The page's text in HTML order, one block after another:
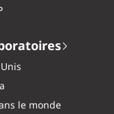
le monde